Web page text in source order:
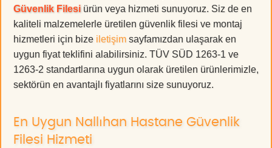
Güvenlik Filesi ürün veya hizmeti sunuyoruz. Siz de en
kaliteli malzemelerle üretilen güvenlik filesi ve montaj
hizmetleri için bize iletişim sayfamızdan ulaşarak en
uygun fiyat teklifini alabilirsiniz. TÜV SÜD 1263-1 ve
1263-2 standartlarına uygun olarak üretilen ürünlerimizle,
sektörün en avantajlı fiyatlarını size sunuyoruz.
En Uygun Nallıhan Hastane Güvenlik
Filesi Hizmeti